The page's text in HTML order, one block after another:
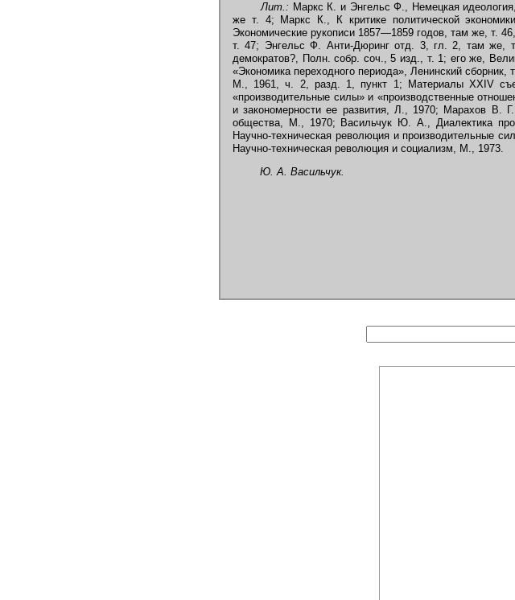
Лит.: Маркс К. и Энгельс Ф., Немецкая
же т. 4; Маркс К., К критике политической
Экономические рукописи 1857—1859 годов, там же, т.
т. 47; Энгельс Ф. Анти-Дюринг отд. 3, гл. 2, там же,
демократов?, Полн. собр. соч., 5 изд., т. 1; его же,
«Экономика переходного периода», Ленинский
М., 1961, ч. 2, разд. 1, пункт 1; Материалы XXIV
«производительные силы» и «производственные
и закономерности ее развития, Л., 1970; Марахов В.
общества, М., 1970; Васильчук Ю. А., Диалектика
Научно-техническая революция и производительные
Научно-техническая революция и социализм, М., 1973.
Ю. А. Васильчук.